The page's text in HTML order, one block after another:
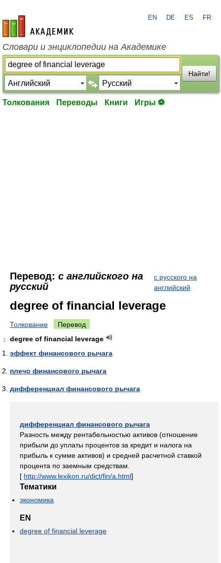
academic.ru
EN DE ES FR
Словари и энциклопедии на Академике
Найти!
Толкования Переводы Книги Игры ⚽
Перевод: с английского на
русский
с русского на
английский
degree of financial leverage
Толкование Перевод
1
degree of financial leverage
эффект финансового рычага
плечо финансового рычага
дифференциал финансового рычага
дифференциал финансового рычага
Разность между рентабельностью активов (отношение
прибыли до уплаты процентов за кредит и налога на
прибыль к сумме активов) и средней расчетной ставкой
процента по заемным средствам.
[ http://www.lexikon.ru/dict/fin/a.html]
Тематики
экономика
EN
degree of financial leverage